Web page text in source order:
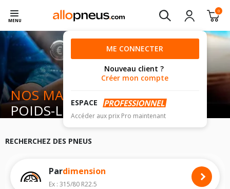
MENU
0
ME CONNECTER
Nouveau client ?
Créer mon compte
ESPACE
Accéder aux prix Pro maintenant
NOS MARQUES DEPNEUS
POIDS-LOURD
RECHERCHEZ DES PNEUS
Pardimension
Ex : 315/80 R22.5